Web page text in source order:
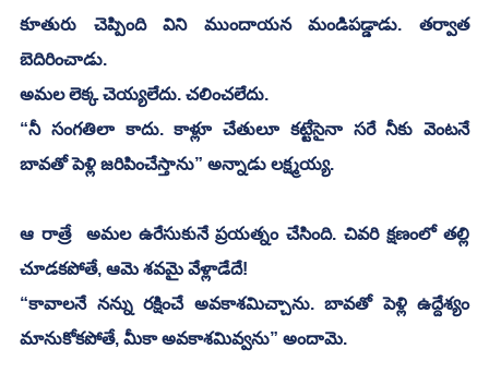
కూతురు చెప్పింది విని ముందాయన మండిపడ్డాడు. తర్వాత
బెదిరించాడు.
అమల లెక్క చెయ్యలేదు. చలించలేదు.
“నీ సంగతిలా కాదు. కాళ్లూ చేతులూ కట్టేసైనా సరే నీకు వెంటనే
బావతో పెళ్లి జరిపించేస్తాను” అన్నాడు లక్ష్మయ్య.
ఆ రాత్రే  అమల ఉరేసుకునే ప్రయత్నం చేసింది. చివరి క్షణంలో తల్లి
చూడకపోతే, ఆమె శవమై వేళ్లాడేదే!
“కావాలనే నన్ను రక్షించే అవకాశమిచ్చాను. బావతో పెళ్లి ఉద్దేశ్యం
మానుకోకపోతే, మీకా అవకాశమివ్వను” అందామె.